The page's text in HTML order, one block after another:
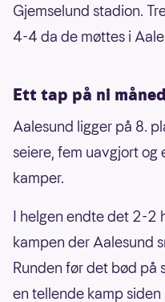
Gjemselund stadion.
4-4 da de møttes i
Ett tap på ni
Aalesund ligger på 8.
seiere, fem uavgjort og
kamper.
I helgen endte det 2-2
kampen der Aalesund
Runden før det bød på
en tellende kamp